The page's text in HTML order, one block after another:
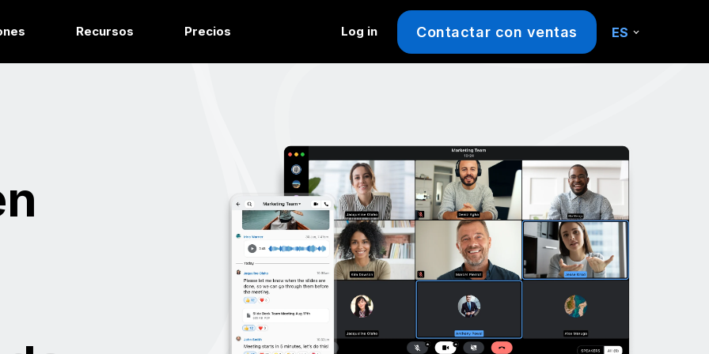
Recursos Precios Log in Contactar con ventas ES